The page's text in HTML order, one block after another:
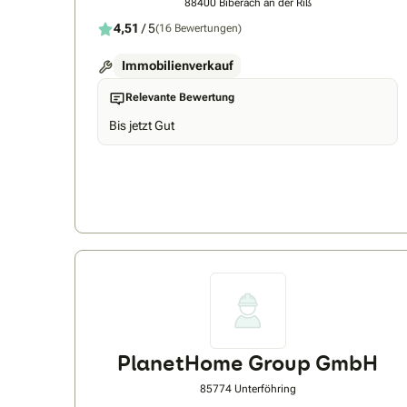
88400 Biberach an der Riß
4,51 / 5(16 Bewertungen)
Immobilienverkauf
Relevante Bewertung
Bis jetzt Gut
PlanetHome Group GmbH
85774 Unterföhring